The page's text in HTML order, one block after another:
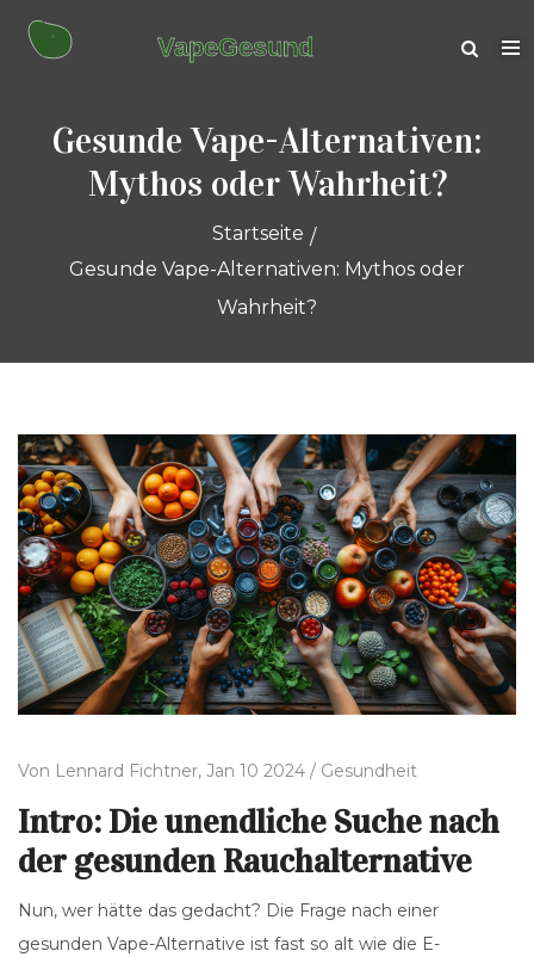
Gesunde Vape-Alternativen:
Mythos oder Wahrheit?
Startseite
Gesunde Vape-Alternativen: Mythos oder
Wahrheit?
Von Lennard Fichtner, Jan 10 2024 / Gesundheit
Intro: Die unendliche Suche nach
der gesunden Rauchalternative
Nun, wer hätte das gedacht? Die Frage nach einer
gesunden Vape-Alternative ist fast so alt wie die E-